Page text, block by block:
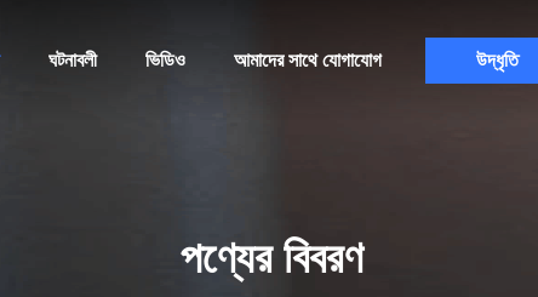
ঘটনাবলী ভিডিও আমাদের সাথে যোগাযোগ উদ্ধৃতি
পণ্যের বিবরণ